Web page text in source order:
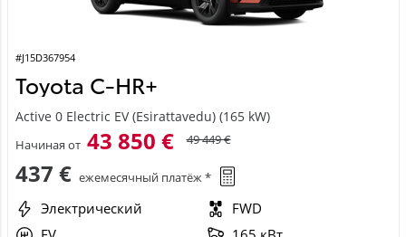
#J15D367954
Toyota C-HR+
Active 0 Electric EV (Esirattavedu) (165 kW)
Начиная от 43 850 € 49 449 €
437 € ежемесячный платёж *
Электрический
FWD